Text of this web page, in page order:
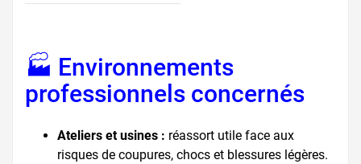
🏭 Environnements
professionnels concernés
Ateliers et usines : réassort utile face aux
risques de coupures, chocs et blessures légères.